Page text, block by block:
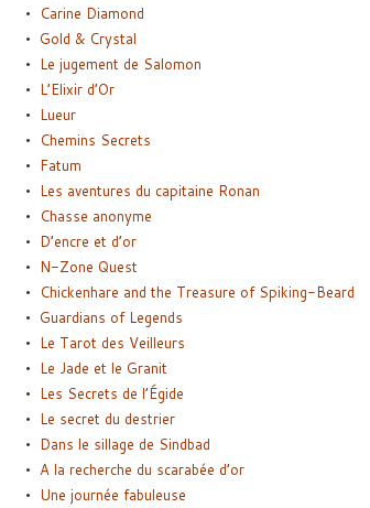
Carine Diamond
Gold & Crystal
Le jugement de Salomon
L’Elixir d’Or
Lueur
Chemins Secrets
Fatum
Les aventures du capitaine Ronan
Chasse anonyme
D’encre et d’or
N-Zone Quest
Chickenhare and the Treasure of Spiking-Beard
Guardians of Legends
Le Tarot des Veilleurs
Le Jade et le Granit
Les Secrets de l’Égide
Le secret du destrier
Dans le sillage de Sindbad
A la recherche du scarabée d’or
Une journée fabuleuse